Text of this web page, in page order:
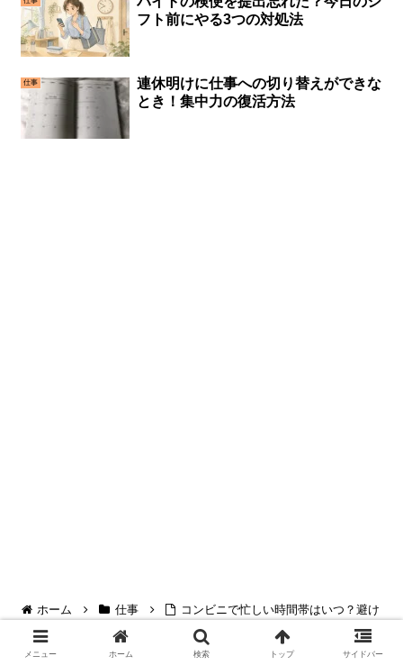
フト前にやる3つの対処法
仕事
連休明けに仕事への切り替えができな
とき！集中力の復活方法
ホーム 仕事
コンビニで忙しい時間帯はいつ？避け
たいシフト＆楽な時間の見極め方！
メニュー ホーム 検索 トップ サイドバー